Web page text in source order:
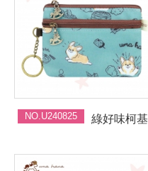
NO.U240825 綠好味柯基